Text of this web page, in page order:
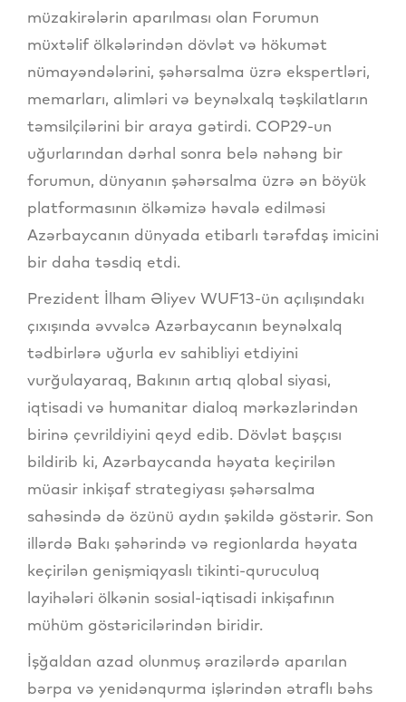
müzakirələrin aparılması olan Forumun
müxtəlif ölkələrindən dövlət və hökumət
nümayəndələrini, şəhərsalma üzrə ekspertləri,
memarları, alimləri və beynəlxalq təşkilatların
təmsilçilərini bir araya gətirdi. COP29-un
uğurlarından dərhal sonra belə nəhəng bir
forumun, dünyanın şəhərsalma üzrə ən böyük
platformasının ölkəmizə həvalə edilməsi
Azərbaycanın dünyada etibarlı tərəfdaş imicini
bir daha təsdiq etdi.
Prezident İlham Əliyev WUF13-ün açılışındakı
çıxışında əvvəlcə Azərbaycanın beynəlxalq
tədbirlərə uğurla ev sahibliyi etdiyini
vurğulayaraq, Bakının artıq qlobal siyasi,
iqtisadi və humanitar dialoq mərkəzlərindən
birinə çevrildiyini qeyd edib. Dövlət başçısı
bildirib ki, Azərbaycanda həyata keçirilən
müasir inkişaf strategiyası şəhərsalma
sahəsində də özünü aydın şəkildə göstərir. Son
illərdə Bakı şəhərində və regionlarda həyata
keçirilən genişmiqyaslı tikinti-quruculuq
layihələri ölkənin sosial-iqtisadi inkişafının
mühüm göstəricilərindən biridir.
İşğaldan azad olunmuş ərazilərdə aparılan
bərpa və yenidənqurma işlərindən ətraflı bəhs